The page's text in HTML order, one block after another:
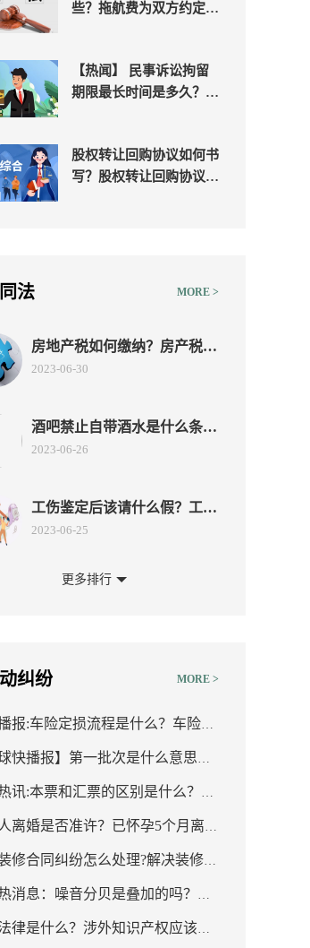
些？拖航费为双方约定的
【热闻】 民事诉讼拘留
期限最长时间是多久？民
股权转让回购协议如何书
写？股权转让回购协议范
MORE >
法
房地产税如何缴纳？房产税的
税率如何计算？|焦点播报
2023-06-30
酒吧禁止自带酒水是什么条
款？酒吧酒水不让带走合法
2023-06-26
工伤鉴定后该请什么假？工伤
赔偿纠纷需注意什么？
2023-06-25
外国人依据本法可以在中华人
被收养人仍未成年的收养人能
解除收养关系吗？事实收养关
2023-06-25
关于交通安全的资料都有哪
些？中华人民共和国道路交通
安全法第三十八条内容是什
么？
更多排行
MORE >
纠纷
报:车险定损流程是什么？车险怎
？
球快播报】第一批次是什么意思？
一批和第二批的区别是什么？
讯:本票和汇票的区别是什么？汇
票的定义有什么不同？
离婚是否准许？已怀孕5个月离婚
退吗？-天天聚看点
修合同纠纷怎么处理?解决装修合
的流程是什么?
消息：噪音分贝是叠加的吗？
音相当什么声音？
律是什么？涉外知识产权应该如